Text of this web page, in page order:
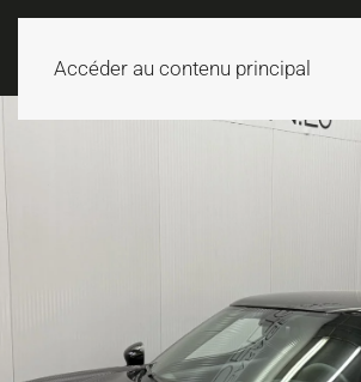
Accéder au contenu principal